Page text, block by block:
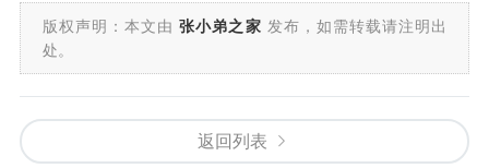
版权声明：本文由 张小弟之家 发布，如需转载请注明出
处。
返回列表